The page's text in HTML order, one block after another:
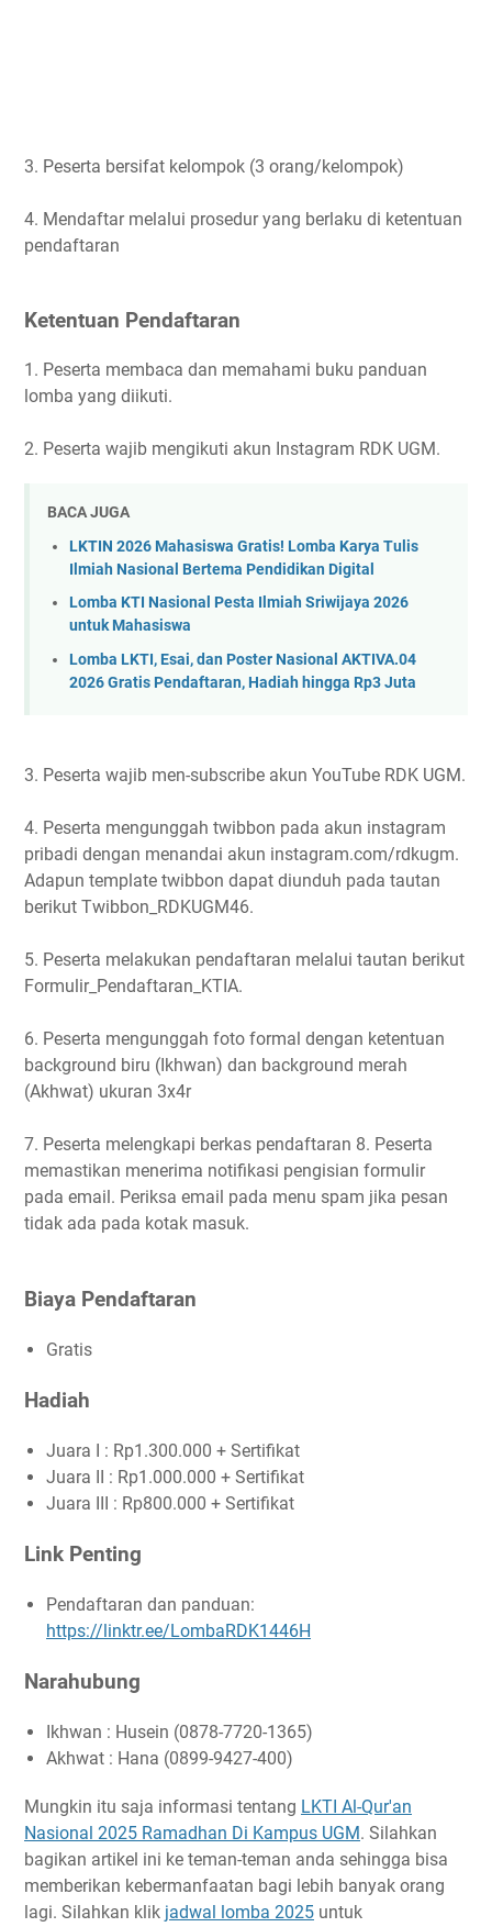
3. Peserta bersifat kelompok (3 orang/kelompok)
4. Mendaftar melalui prosedur yang berlaku di ketentuan
pendaftaran
Ketentuan Pendaftaran
1. Peserta membaca dan memahami buku panduan
lomba yang diikuti.
2. Peserta wajib mengikuti akun Instagram RDK UGM.
BACA JUGA
LKTIN 2026 Mahasiswa Gratis! Lomba Karya Tulis
Ilmiah Nasional Bertema Pendidikan Digital
Lomba KTI Nasional Pesta Ilmiah Sriwijaya 2026
untuk Mahasiswa
Lomba LKTI, Esai, dan Poster Nasional AKTIVA.04
2026 Gratis Pendaftaran, Hadiah hingga Rp3 Juta
3. Peserta wajib men-subscribe akun YouTube RDK UGM.
4. Peserta mengunggah twibbon pada akun instagram
pribadi dengan menandai akun instagram.com/rdkugm.
Adapun template twibbon dapat diunduh pada tautan
berikut Twibbon_RDKUGM46.
5. Peserta melakukan pendaftaran melalui tautan berikut
Formulir_Pendaftaran_KTIA.
6. Peserta mengunggah foto formal dengan ketentuan
background biru (Ikhwan) dan background merah
(Akhwat) ukuran 3x4r
7. Peserta melengkapi berkas pendaftaran 8. Peserta
memastikan menerima notifikasi pengisian formulir
pada email. Periksa email pada menu spam jika pesan
tidak ada pada kotak masuk.
Biaya Pendaftaran
Gratis
Hadiah
Juara I : Rp1.300.000 + Sertifikat
Juara II : Rp1.000.000 + Sertifikat
Juara III : Rp800.000 + Sertifikat
Link Penting
Pendaftaran dan panduan:
https://linktr.ee/LombaRDK1446H
Narahubung
Ikhwan : Husein (0878-7720-1365)
Akhwat : Hana (0899-9427-400)
Mungkin itu saja informasi tentang LKTI Al-Qur'an
Nasional 2025 Ramadhan Di Kampus UGM. Silahkan
bagikan artikel ini ke teman-teman anda sehingga bisa
memberikan kebermanfaatan bagi lebih banyak orang
lagi. Silahkan klik jadwal lomba 2025 untuk